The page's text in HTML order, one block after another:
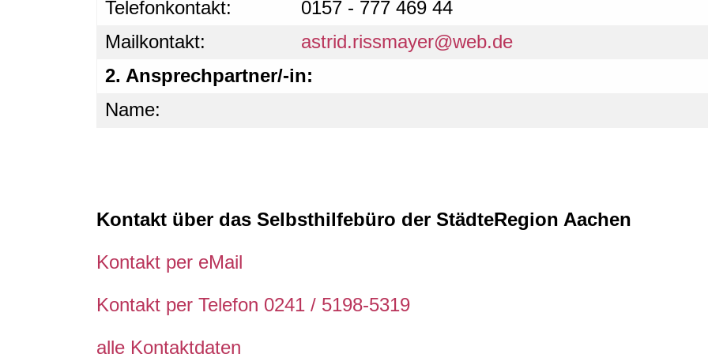
Telefonkontakt:
0157 - 777 469 44
Mailkontakt:
astrid.rissmayer@web.de
2. Ansprechpartner/-in:
Name:
Kontakt über das Selbsthilfebüro der StädteRegion Aachen
Kontakt per eMail
Kontakt per Telefon 0241 / 5198-5319
alle Kontaktdaten